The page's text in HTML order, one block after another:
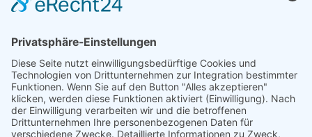
Förderung
© 1987 – 2025
Storchenhof Loburg e.V.
Alle Rechte vorbehalten.